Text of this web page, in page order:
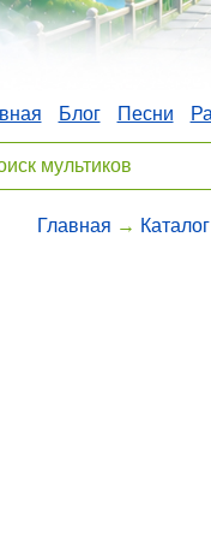
Блог Песни
Главная →